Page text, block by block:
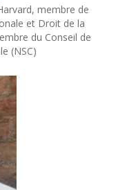
membre de
et Droit de la
du Conseil de
(NSC)